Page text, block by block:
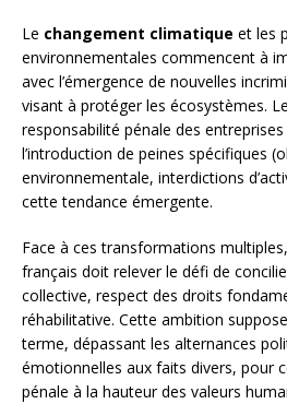
Le changement climatique et les
environnementales commencent à
avec l’émergence de nouvelles
visant à protéger les écosystèmes.
responsabilité pénale des
l’introduction de peines spécifiques
environnementale, interdictions
cette tendance émergente.
Face à ces transformations
français doit relever le défi de
collective, respect des droits
réhabilitative. Cette ambition
terme, dépassant les alternances
émotionnelles aux faits divers, pour
pénale à la hauteur des valeurs